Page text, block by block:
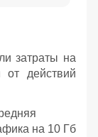
затраты на
действий
на 10 Гб